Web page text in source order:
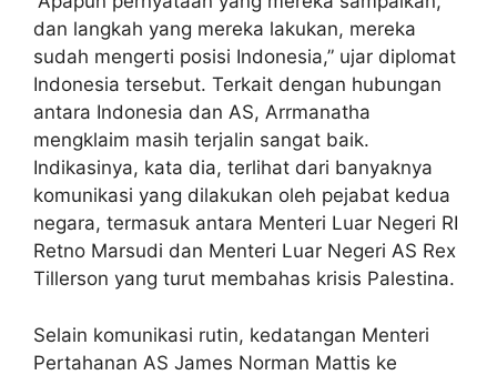
dan langkah yang mereka lakukan, mereka
sudah mengerti posisi Indonesia,” ujar diplomat
Indonesia tersebut. Terkait dengan hubungan
antara Indonesia dan AS, Arrmanatha
mengklaim masih terjalin sangat baik.
Indikasinya, kata dia, terlihat dari banyaknya
komunikasi yang dilakukan oleh pejabat kedua
negara, termasuk antara Menteri Luar Negeri RI
Retno Marsudi dan Menteri Luar Negeri AS Rex
Tillerson yang turut membahas krisis Palestina.
Selain komunikasi rutin, kedatangan Menteri
Pertahanan AS James Norman Mattis ke